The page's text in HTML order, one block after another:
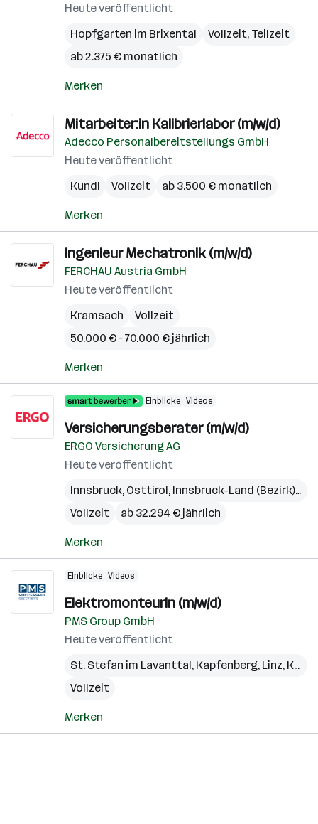
Heute veröffentlicht
Hopfgarten im Brixental
Vollzeit, Teilzeit
ab 2.375 € monatlich
Merken
Mitarbeiter:in Kalibrierlabor (m/w/d)
Adecco Personalbereitstellungs GmbH
Heute veröffentlicht
Kundl
Vollzeit ab 3.500 € monatlich
Merken
Ingenieur Mechatronik (m/w/d)
FERCHAU Austria GmbH
Heute veröffentlicht
Kramsach
Vollzeit
50.000 € – 70.000 € jährlich
Merken
Einblicke Videos
Versicherungsberater (m/w/d)
ERGO Versicherung AG
Heute veröffentlicht
Innsbruck, Osttirol, Innsbruck-Land (Bezirk),
Vollzeit
ab 32.294 € jährlich
Merken
Einblicke Videos
ElektromonteurIn (m/w/d)
PMS Group GmbH
Heute veröffentlicht
St. Stefan im Lavanttal, Kapfenberg, Linz, Kundl
Vollzeit
Merken